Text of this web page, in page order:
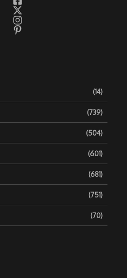
(14)
(739)
(504)
(601)
(681)
(751)
(70)